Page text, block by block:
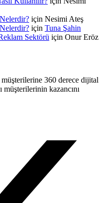
için Nesimi Ateş
için Tuna Şahin
Sektörü için Onur Eröz
müşterilerine 360 derece dijital
kazancını